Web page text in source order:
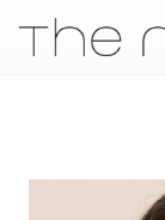
Navigation